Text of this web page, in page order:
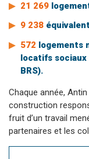
21 269
9 238
572 logements
locatifs
BRS).
Chaque année,
construction
fruit d’un travail
partenaires et les